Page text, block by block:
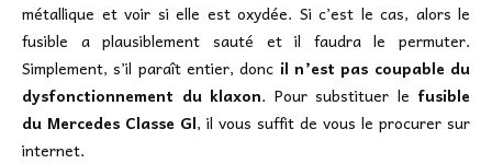
métallique et voir si elle est oxydée. Si c’est le cas, alors le
fusible a plausiblement sauté et il faudra le permuter.
Simplement, s’il paraît entier, donc il n’est pas coupable du
dysfonctionnement du klaxon. Pour substituer le fusible
du Mercedes Classe Gl, il vous suffit de vous le procurer sur
internet.